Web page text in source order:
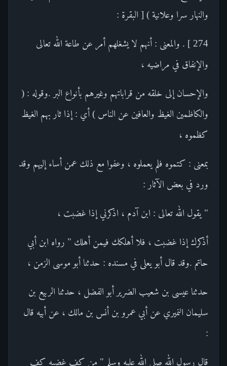
والنهار سرا وعلانية ) [ البقرة :
274 ] . والمعنى : أنهم لا يشغلهم أمر عن طاعة الله تعالى
والإنفاق في مراضيه ،
والإحسان إلى خلقه من قراباتهم وغيرهم بأنواع البر .وقوله : (
والكاظمين الغيظ والعافين عن الناس ) أي : إذا ثار بهم الغيظ
كظموه ،
بمعنى : كتموه فلم يعملوه ، وعفوا مع ذلك عمن أساء إليهم وقد
ورد في بعض الآثار :
" يقول الله تعالى : ابن آدم ، اذكرني إذا غضبت ،
أذكرك إذا غضبت ، فلا أهلكك فيمن أهلك " رواه ابن أبي
حاتم .وقد قال أبو يعلى في مسنده : حدثنا أبو موسى الزمن ،
حدثنا عيسى بن شعيب الضرير أبو الفضل ، حدثنا الربيع بن
سليمان النميري عن أبي عمرو بن أنس بن مالك ، عن أبيه قال
:
قال رسول الله صلى الله عليه وسلم " من كف غضبه كف